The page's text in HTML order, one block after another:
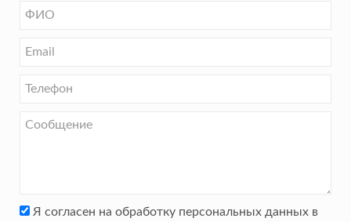
Я согласен на обработку персональных данных в